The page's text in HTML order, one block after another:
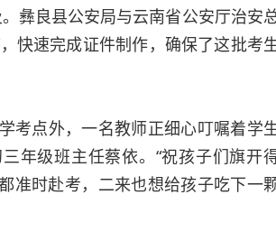
彝良县公安局与云南省公安厅治安
快速完成证件制作，确保了这批考
考点外，一名教师正细心叮嘱着学
年级班主任蔡依。“祝孩子们旗开
准时赴考，二来也想给孩子吃下一